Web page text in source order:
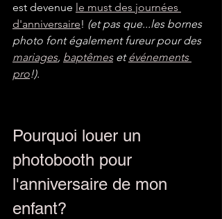
est devenue le must des journées
d'anniversaire! (et pas que...les bornes
photo font également fureur pour des
mariages, baptêmes et événements
pro!).
Pourquoi louer un
photobooth pour
l'anniversaire de mon
enfant?